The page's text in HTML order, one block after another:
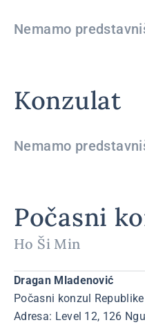
Nemamo
Konzulat
Nemamo
Počasni
Ho Ši Min
Dragan Mladenović
Počasni konzul
Adresa: Level 12, 126